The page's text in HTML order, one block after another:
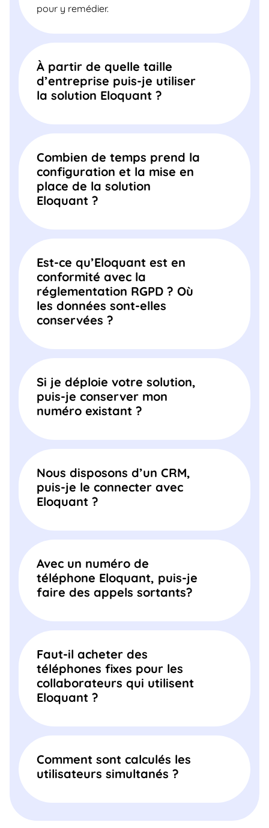
pour y remédier.
À partir de quelle taille
d’entreprise puis-je utiliser
la solution Eloquant ?
Combien de temps prend la
configuration et la mise en
place de la solution
Eloquant ?
Est-ce qu’Eloquant est en
conformité avec la
réglementation RGPD ? Où
les données sont-elles
conservées ?
Si je déploie votre solution,
puis-je conserver mon
numéro existant ?
Nous disposons d’un CRM,
puis-je le connecter avec
Eloquant ?
Avec un numéro de
téléphone Eloquant, puis-je
faire des appels sortants?
Faut-il acheter des
téléphones fixes pour les
collaborateurs qui utilisent
Eloquant ?
Comment sont calculés les
utilisateurs simultanés ?